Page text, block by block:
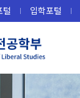
털 입학포털